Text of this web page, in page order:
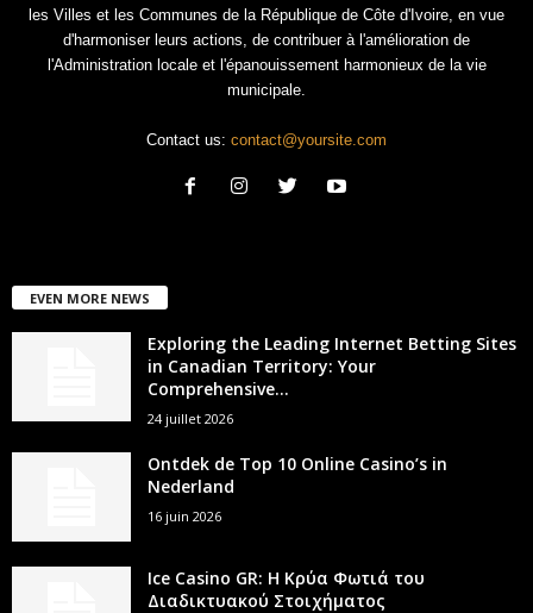
les Villes et les Communes de la République de Côte d'Ivoire, en vue
d'harmoniser leurs actions, de contribuer à l'amélioration de
l'Administration locale et l'épanouissement harmonieux de la vie
municipale.
Contact us: contact@yoursite.com
EVEN MORE NEWS
Exploring the Leading Internet Betting Sites
in Canadian Territory: Your
Comprehensive...
24 juillet 2026
Ontdek de Top 10 Online Casino’s in
Nederland
16 juin 2026
Ice Casino GR: Η Κρύα Φωτιά του
Διαδικτυακού Στοιχήματος